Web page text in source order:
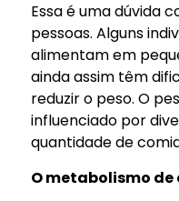
Essa é uma dúvida
pessoas. Alguns
alimentam em
ainda assim têm
reduzir o peso. O
influenciado por
quantidade de
O metabolismo